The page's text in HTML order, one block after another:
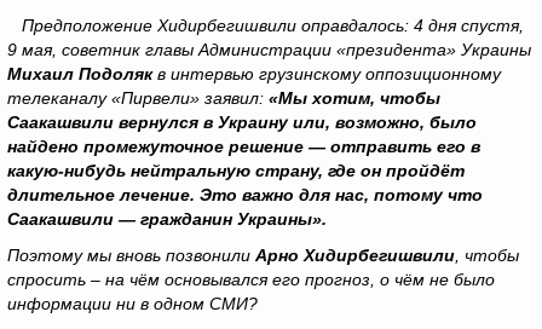
Предположение Хидирбегишвили оправдалось: 4 дня спустя,
9 мая, советник главы Администрации «президента» Украины
Михаил Подолякв интервью грузинскому оппозиционному
телеканалу «Пирвели» заявил: «Мы хотим, чтобы
Саакашвили вернулся в Украину или, возможно, было
найдено промежуточное решение — отправить его в
какую-нибудь нейтральную страну, где он пройдёт
длительное лечение. Это важно для нас, потому что
Саакашвили — гражданин Украины».
Поэтому мы вновь позвонили Арно Хидирбегишвили , чтобы
спросить – на чём основывался его прогноз, о чём не было
информации ни в одном СМИ?